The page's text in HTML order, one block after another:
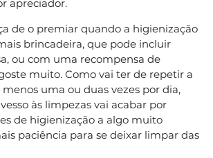
apreciador.
de o premiar quando a higienização
brincadeira, que pode incluir
ou com uma recompensa de
muito. Como vai ter de repetir a
uma ou duas vezes por dia,
às limpezas vai acabar por
de higienização a algo muito
paciência para se deixar limpar das